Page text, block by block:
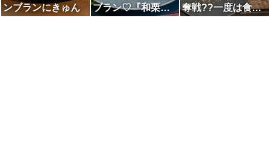
ンブランにきゅん
ブラン♡『和栗専
奪戦??一度は食べ